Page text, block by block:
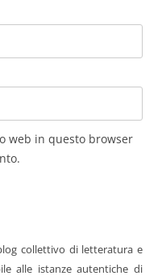
web in questo browser
collettivo di letteratura e
alle istanze autentiche di